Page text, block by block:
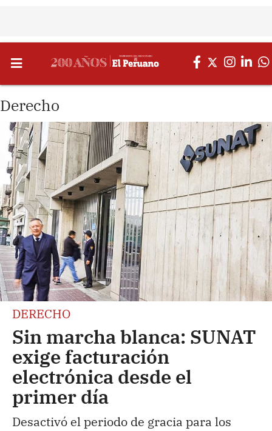
Derecho
DERECHO
Sin marcha blanca: SUNAT
exige facturación
electrónica desde el
primer día
Desactivó el periodo de gracia para los